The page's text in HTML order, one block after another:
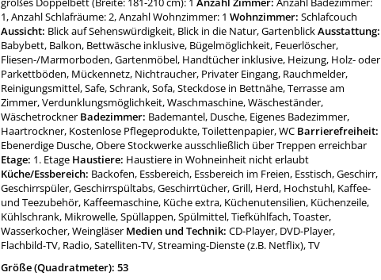
1, Anzahl Schlafräume: 2, Anzahl Wohnzimmer: 1 Wohnzimmer:Schlafcouch
Aussicht: Blick auf Sehenswürdigkeit, Blick in die Natur, GartenblickAusstattung:
Babybett, Balkon, Bettwäsche inklusive, Bügelmöglichkeit, Feuerlöscher,
Fliesen-/Marmorboden, Gartenmöbel, Handtücher inklusive, Heizung, Holz- oder
Parkettböden, Mückennetz, Nichtraucher, Privater Eingang, Rauchmelder,
Reinigungsmittel, Safe, Schrank, Sofa, Steckdose in Bettnähe, Terrasse am
Zimmer, Verdunklungsmöglichkeit, Waschmaschine, Wäscheständer,
Wäschetrockner Badezimmer: Bademantel, Dusche, Eigenes Badezimmer,
Haartrockner, Kostenlose Pflegeprodukte, Toilettenpapier, WC Barrierefreiheit:
Ebenerdige Dusche, Obere Stockwerke ausschließlich über Treppen erreichbar
Etage: 1. Etage Haustiere: Haustiere in Wohneinheit nicht erlaubt
Küche/Essbereich: Backofen, Essbereich, Essbereich im Freien, Esstisch, Geschirr,
Geschirrspüler, Geschirrspültabs, Geschirrtücher, Grill, Herd, Hochstuhl, Kaffee-
und Teezubehör, Kaffeemaschine, Küche extra, Küchenutensilien, Küchenzeile,
Kühlschrank, Mikrowelle, Spüllappen, Spülmittel, Tiefkühlfach, Toaster,
Wasserkocher, Weingläser Medien und Technik:CD-Player, DVD-Player,
Flachbild-TV, Radio, Satelliten-TV, Streaming-Dienste (z.B. Netflix), TV
Größe (Quadratmeter): 53